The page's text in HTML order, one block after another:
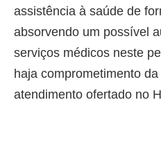
assistência à saúde de
absorvendo um possível
serviços médicos neste
haja comprometimento
atendimento ofertado no